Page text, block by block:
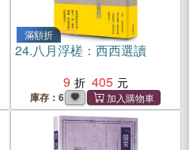
滿額折
24.八月浮槎：西西選讀
9
405
庫存：6